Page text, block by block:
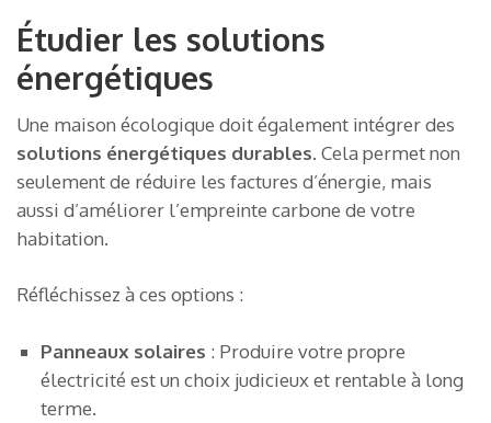
Étudier les solutions
énergétiques
Une maison écologique doit également intégrer des
solutions énergétiques durables. Cela permet non
seulement de réduire les factures d’énergie, mais
aussi d’améliorer l’empreinte carbone de votre
habitation.
Réfléchissez à ces options :
Panneaux solaires : Produire votre propre
électricité est un choix judicieux et rentable à long
terme.